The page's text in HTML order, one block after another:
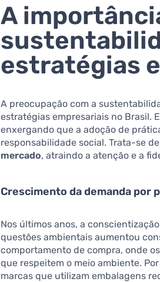
A
estratégias
A preocupação com a
estratégias empresariais no Brasil.
enxergando que a adoção de
responsabilidade social. Trata-se
mercado, atraindo a atenção e a
Crescimento da demanda por
Nos últimos anos, a
questões ambientais aumentou
comportamento de compra, onde
que respeitem o meio ambiente.
marcas que utilizam embalagens